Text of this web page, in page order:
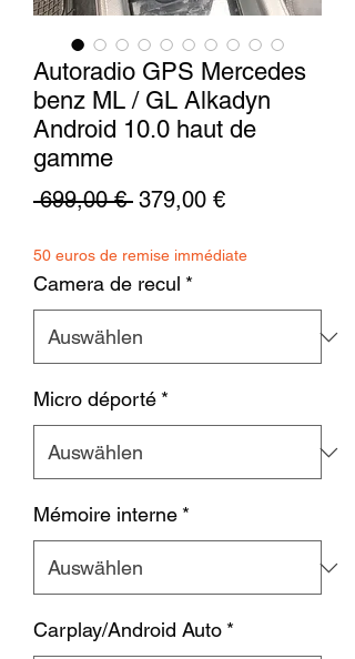
Autoradio GPS Mercedes
benz ML / GL Alkadyn
Android 10.0 haut de
gamme
699,00 € Standardpreis
379,00 €Sale-
50 euros de remise immédiate
Camera de recul *
Micro déporté *
Mémoire interne *
Carplay/Android Auto *